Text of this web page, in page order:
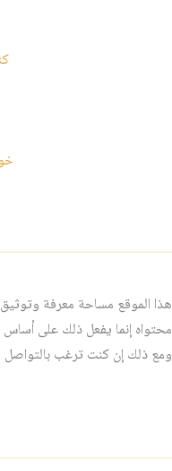
هذا الموقع مساحة معرفة
محتواه إنما يفعل ذلك على أساس
ومع ذلك إن كنت ترغب